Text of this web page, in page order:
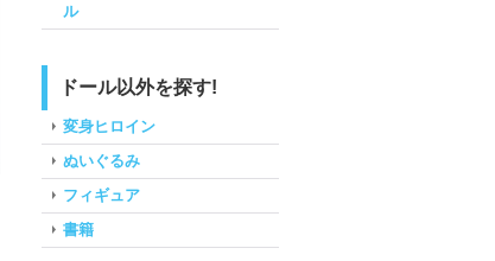
ル
ドール以外を探す!
変身ヒロイン
ぬいぐるみ
フィギュア
書籍